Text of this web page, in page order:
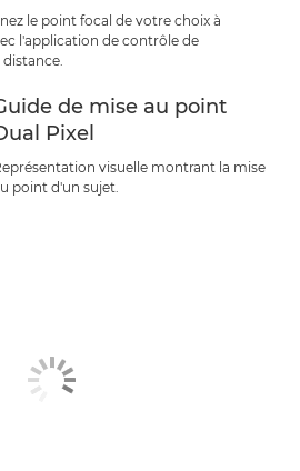
le point focal de votre choix à
l'application de contrôle de
de mise au point
Pixel
visuelle montrant la mise
point d'un sujet.